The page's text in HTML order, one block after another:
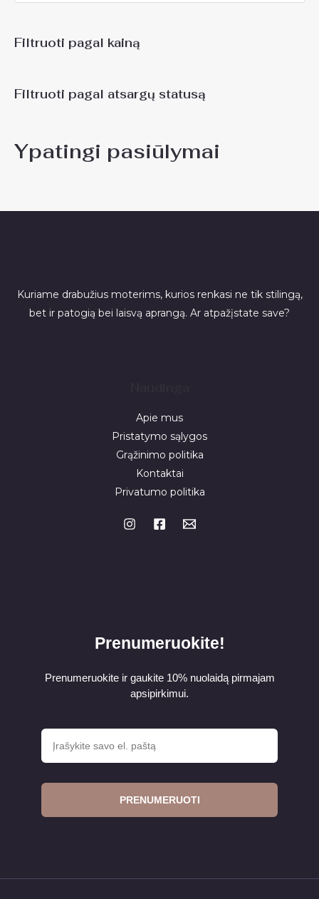
Filtruoti pagal kainą
Filtruoti pagal atsargų statusą
Ypatingi pasiūlymai
Kuriame drabužius moterims, kurios renkasi ne tik stilingą,
bet ir patogią bei laisvą aprangą. Ar atpažįstate save?
Apie mus
Pristatymo sąlygos
Grąžinimo politika
Kontaktai
Privatumo politika
Prenumeruokite!
Prenumeruokite ir gaukite 10% nuolaidą pirmajam
apsipirkimui.
PRENUMERUOTI